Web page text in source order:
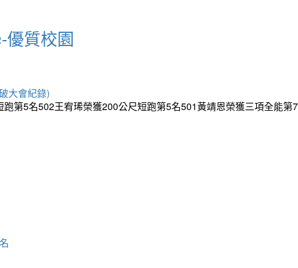
優質校園
大會紀錄)
第5名502王宥琋榮獲200公尺短跑第5名501黃靖恩榮獲三項全能第